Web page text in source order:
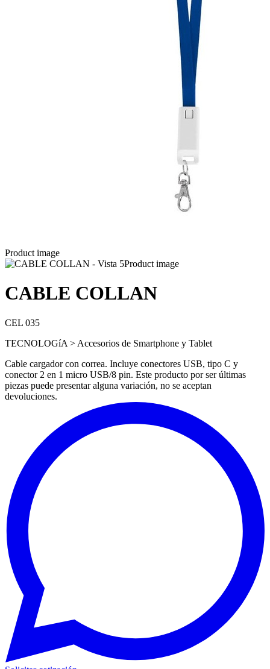
Product image
Product image
CABLE COLLAN
CEL 035
TECNOLOGíA > Accesorios de Smartphone y Tablet
Cable cargador con correa. Incluye conectores USB, tipo C y
conector 2 en 1 micro USB/8 pin. Este producto por ser últimas
piezas puede presentar alguna variación, no se aceptan
devoluciones.